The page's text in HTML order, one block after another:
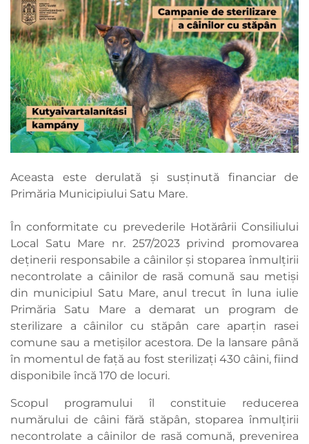
Aceasta este derulată și susținută financiar de
Primăria Municipiului Satu Mare.
În conformitate cu prevederile Hotărârii Consiliului
Local Satu Mare nr. 257/2023 privind promovarea
deținerii responsabile a câinilor și stoparea înmulțirii
necontrolate a câinilor de rasă comună sau metiși
din municipiul Satu Mare, anul trecut în luna iulie
Primăria Satu Mare a demarat un program de
sterilizare a câinilor cu stăpân care aparțin rasei
comune sau a metișilor acestora. De la lansare până
în momentul de față au fost sterilizați 430 câini, fiind
disponibile încă 170 de locuri.
Scopul programului îl constituie reducerea
numărului de câini fără stăpân, stoparea înmulțirii
necontrolate a câinilor de rasă comună, prevenirea